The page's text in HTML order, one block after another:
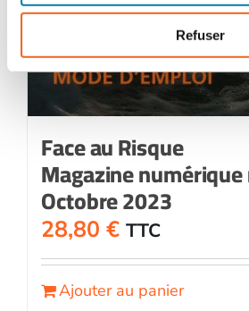
Refuser
Face au Risque
Magazine
Octobre 2023
28,80 € TTC
Ajouter au panier